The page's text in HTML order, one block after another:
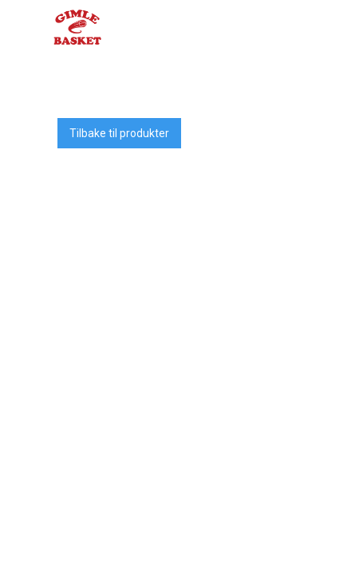
Tilbake til produkter